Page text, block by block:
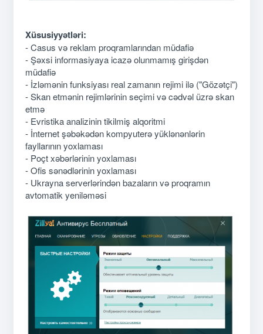
Xüsusiyyətləri:
- Casus və reklam proqramlarından müdafiə
- Şəxsi informasiyaya icazə olunmamış girişdən
müdafiə
- İzləmənin funksiyası real zamanın rejimi ilə ("Gözətçi")
- Skan etmənin rejimlərinin seçimi və cədvəl üzrə skan
etmə
- Evristika analizinin tikilmiş alqoritmi
- İnternet şəbəkədən kompyuterə yüklənənlərin
fayllarının yoxlaması
- Poçt xəbərlərinin yoxlaması
- Ofis sənədlərinin yoxlaması
- Ukrayna serverlərindən bazaların və proqramın
avtomatik yeniləməsi